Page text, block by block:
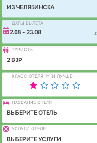
ИЗ ЧЕЛЯБИНСКА
ДАТЫ ВЫЛЕТА
12.08 - 23.08
ТУРИСТЫ
2 ВЗР
КЛАСС ОТЕЛЯ 1* (И ЛУЧШЕ)
НАЗВАНИЕ ОТЕЛЯ
ВЫБЕРИТЕ ОТЕЛЬ
УСЛУГИ ОТЕЛЯ
ВЫБЕРИТЕ УСЛУГИ